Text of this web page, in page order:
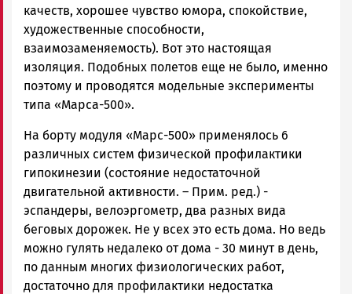
качеств, хорошее чувство юмора, спокойствие,
художественные способности,
взаимозаменяемость). Вот это настоящая
изоляция. Подобных полетов еще не было, именно
поэтому и проводятся модельные эксперименты
типа «Марса-500».
На борту модуля «Марс-500» применялось 6
различных систем физической профилактики
гипокинезии (состояние недостаточной
двигательной активности. – Прим. ред.) -
эспандеры, велоэргометр, два разных вида
беговых дорожек. Не у всех это есть дома. Но ведь
можно гулять недалеко от дома - 30 минут в день,
по данным многих физиологических работ,
достаточно для профилактики недостатка